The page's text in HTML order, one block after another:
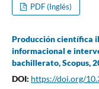
PDF (Inglés)
Producción científica
informacional e
bachillerato, Scopus,
DOI: https://doi.org/